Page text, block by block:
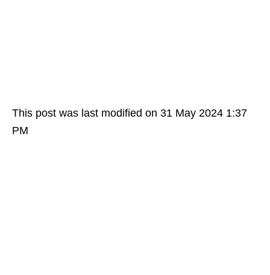
This post was last modified on 31 May 2024 1:37
PM